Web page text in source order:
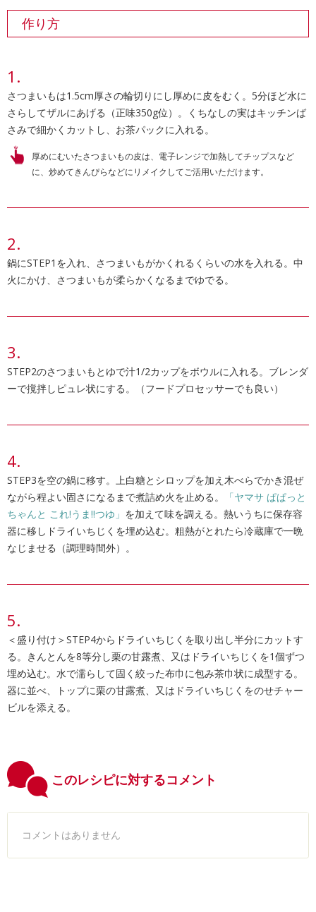
作り方
さつまいもは1.5cm厚さの輪切りにし厚めに皮をむく。5分ほど水に
さらしてザルにあげる（正味350g位）。くちなしの実はキッチンば
さみで細かくカットし、お茶パックに入れる。
厚めにむいたさつまいもの皮は、電子レンジで加熱してチップスなど
に、炒めてきんぴらなどにリメイクしてご活用いただけます。
鍋にSTEP1を入れ、さつまいもがかくれるくらいの水を入れる。中
火にかけ、さつまいもが柔らかくなるまでゆでる。
STEP2のさつまいもとゆで汁1/2カップをボウルに入れる。ブレンダ
ーで撹拌しピュレ状にする。（フードプロセッサーでも良い）
STEP3を空の鍋に移す。上白糖とシロップを加え木べらでかき混ぜ
ながら程よい固さになるまで煮詰め火を止める。
「ヤマサ ぱぱっと
ちゃんと これ!うま!!つゆ」 を加えて味を調える。熱いうちに保存容
器に移しドライいちじくを埋め込む。粗熱がとれたら冷蔵庫で一晩
なじませる（調理時間外）。
＜盛り付け＞STEP4からドライいちじくを取り出し半分にカットす
る。きんとんを8等分し栗の甘露煮、又はドライいちじくを1個ずつ
埋め込む。水で濡らして固く絞った布巾に包み茶巾状に成型する。
器に並べ、トップに栗の甘露煮、又はドライいちじくをのせチャー
ビルを添える。
このレシピに対するコメント
コメントはありません